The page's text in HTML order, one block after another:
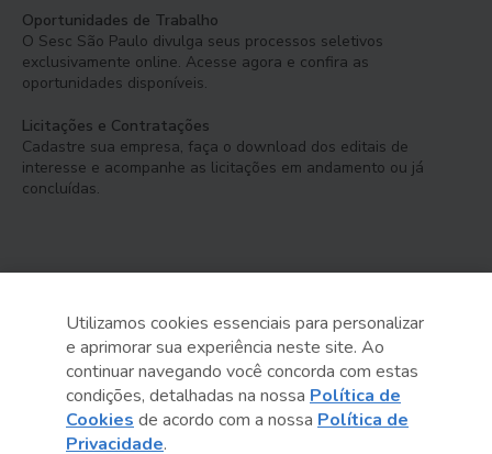
Oportunidades de Trabalho
O Sesc São Paulo divulga seus processos seletivos
exclusivamente online. Acesse agora e confira as
oportunidades disponíveis.
Licitações e Contratações
Cadastre sua empresa, faça o download dos editais de
interesse e acompanhe as licitações em andamento ou já
concluídas.
Serviço Social do Comércio
Administração Regional no Estado de São Paulo
Sesc São Paulo por aí:
Utilizamos cookies essenciais para personalizar
e aprimorar sua experiência neste site. Ao
continuar navegando você concorda com estas
condições, detalhadas na nossa Política de
Cookies de acordo com a nossa Política de
Privacidade.